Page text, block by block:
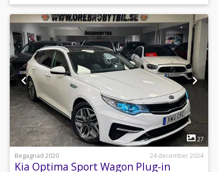
1
27
Begagnad 2020
24 december 2024
Kia Optima Sport Wagon Plug-in